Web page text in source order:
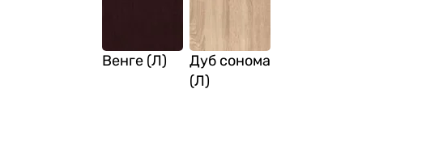
Венге (Л)
Дуб сонома
(Л)